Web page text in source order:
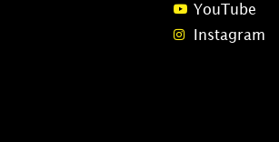
YouTube
Instagram